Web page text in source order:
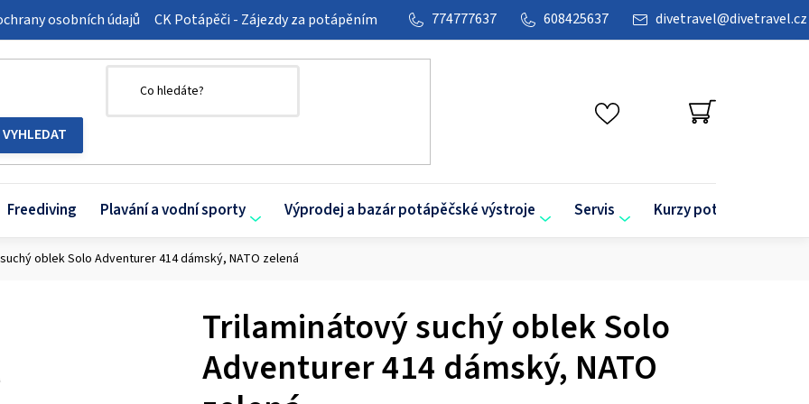
osobních údajů CK Potápěči - Zájezdy za potápěním divetravel@divetravel.cz
608425637
774777637
NÁKUPNÍ
KOŠÍK
Freediving Plavání a vodní sporty Výprodej a bazár potápěčské výstroje Servis Kurzy potápění
oblek Solo Adventurer 414 dámský, NATO zelená
Trilaminátový suchý oblek Solo
Adventurer 414 dámský, NATO